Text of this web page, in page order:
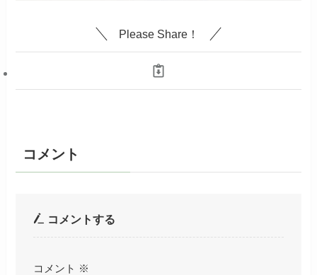
Please Share！
コメント
コメントする
コメント ※